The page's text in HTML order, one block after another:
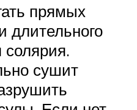
прямых
длительного
солярия.
сушит